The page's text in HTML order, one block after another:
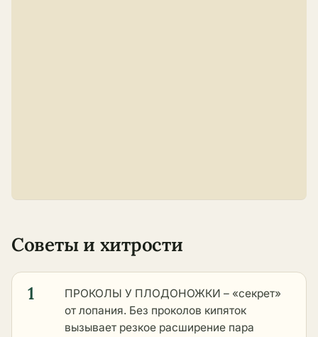
Советы и хитрости
1
ПРОКОЛЫ У ПЛОДОНОЖКИ – «секрет»
от лопания. Без проколов кипяток
вызывает резкое расширение пара